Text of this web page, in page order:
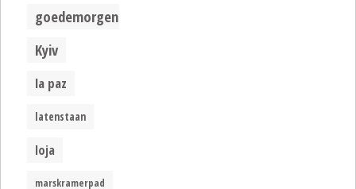
goedemorgen
Kyiv
la paz
latenstaan
loja
marskramerpad